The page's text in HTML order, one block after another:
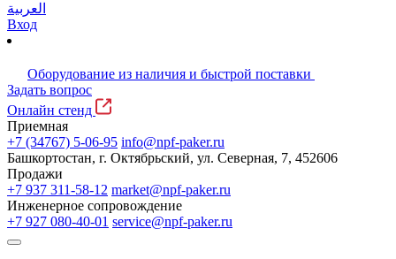
العربية
Вход
Оборудование из наличия и быстрой поставки
Задать вопрос
Онлайн стенд
Приемная
+7 (34767) 5-06-95 info@npf-paker.ru
Башкортостан, г. Октябрьский, ул. Северная, 7, 452606
Продажи
+7 937 311-58-12 market@npf-paker.ru
Инженерное сопровождение
+7 927 080-40-01 service@npf-paker.ru